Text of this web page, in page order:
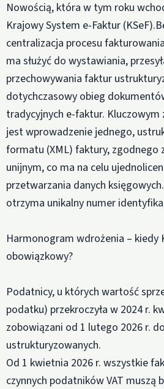
Nowością, która w tym roku
Krajowy System e-Faktur
centralizacja procesu
ma służyć do wystawiania,
przechowywania faktur
dotychczasowy obieg
tradycyjnych e-faktur. Kluczowym
jest wprowadzenie jednego,
formatu (XML) faktury, zgodnego
unijnym, co ma na celu
przetwarzania danych
otrzyma unikalny numer
Harmonogram wdrożenia – kiedy
obowiązkowy?
Podatnicy, u których wartość
podatku) przekroczyła w 2024 r.
zobowiązani od 1 lutego 2026 r.
ustrukturyzowanych.
Od 1 kwietnia 2026 r. wszystkie
czynnych podatników VAT muszą